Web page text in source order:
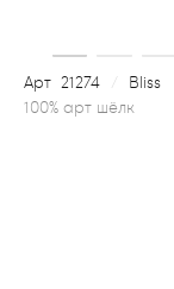
21274 Bliss